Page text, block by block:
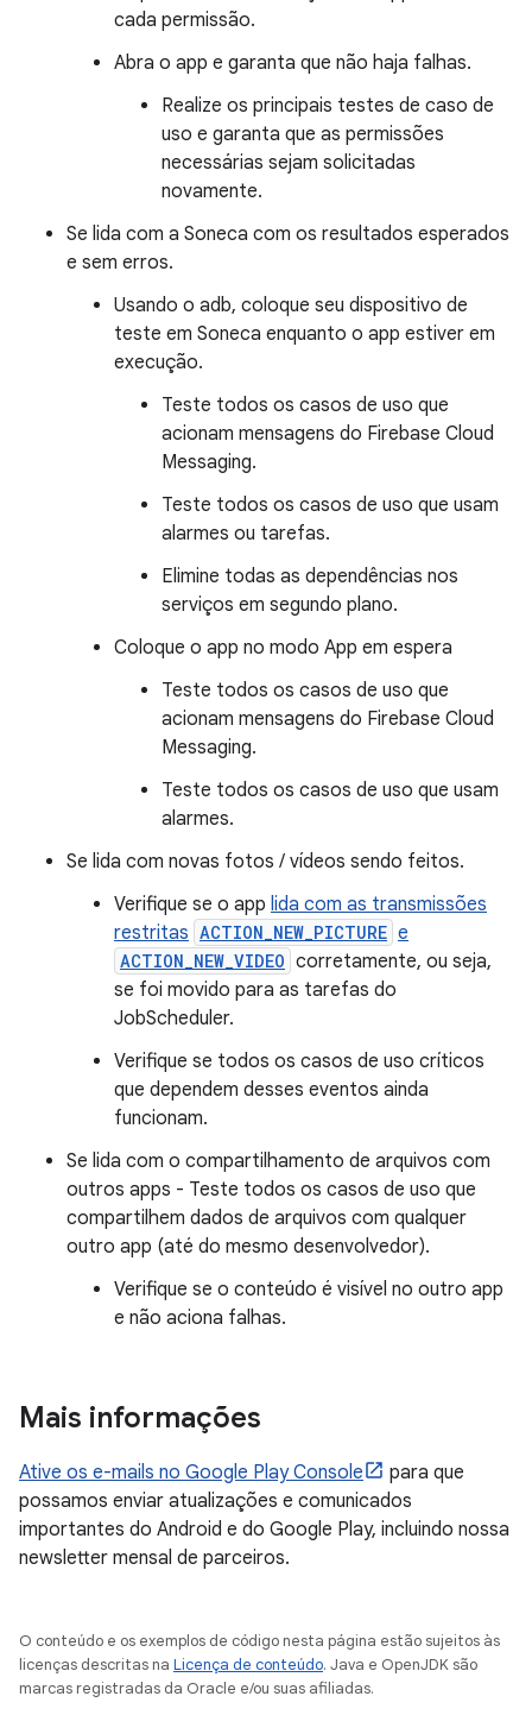
cada permissão.
Abra o app e garanta que não haja falhas.
Realize os principais testes de caso de
uso e garanta que as permissões
necessárias sejam solicitadas
novamente.
Se lida com a Soneca com os resultados esperados
e sem erros.
Usando o adb, coloque seu dispositivo de
teste em Soneca enquanto o app estiver em
execução.
Teste todos os casos de uso que
acionam mensagens do Firebase Cloud
Messaging.
Teste todos os casos de uso que usam
alarmes ou tarefas.
Elimine todas as dependências nos
serviços em segundo plano.
Coloque o app no modo App em espera
Teste todos os casos de uso que
acionam mensagens do Firebase Cloud
Messaging.
Teste todos os casos de uso que usam
alarmes.
Se lida com novas fotos / vídeos sendo feitos.
Verifique se o app lida com as transmissões
restritas ACTION_NEW_PICTURE e
ACTION_NEW_VIDEO corretamente, ou seja,
se foi movido para as tarefas do
JobScheduler.
Verifique se todos os casos de uso críticos
que dependem desses eventos ainda
funcionam.
Se lida com o compartilhamento de arquivos com
outros apps - Teste todos os casos de uso que
compartilhem dados de arquivos com qualquer
outro app (até do mesmo desenvolvedor).
Verifique se o conteúdo é visível no outro app
e não aciona falhas.
Mais informações
Ative os e-mails no Google Play Console
para que
possamos enviar atualizações e comunicados
importantes do Android e do Google Play, incluindo nossa
newsletter mensal de parceiros.
O conteúdo e os exemplos de código nesta página estão sujeitos às
licenças descritas na Licença de conteúdo. Java e OpenJDK são
marcas registradas da Oracle e/ou suas afiliadas.